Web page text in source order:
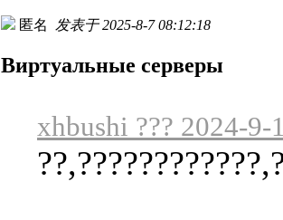
匿名 发表于 2025-8-7 08:12:18
Виртуальные серверы
xhbushi ??? 2024-9-